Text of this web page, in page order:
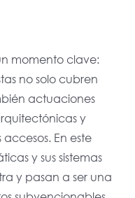
momento clave:
no solo cubren
actuaciones
y
En este
y sus sistemas
y pasan a ser una